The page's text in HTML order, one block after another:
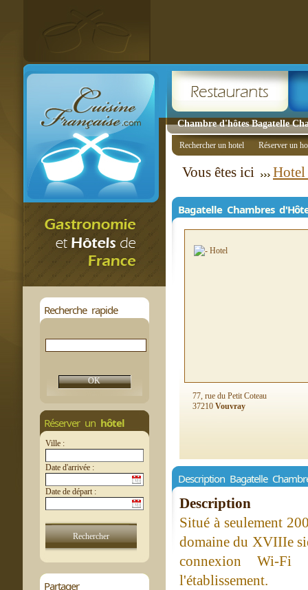
Chambre d'hôtes Bagatelle
Recherche rapide
Réserver un hôtel
Ville :
Date d'arrivée :
Date de départ :
Partager
Rechercher un hotel Réserver un
Vous êtes ici Hotel
Bagatelle Chambres
77, rue du Petit Coteau
37210 Vouvray
Description Bagatelle
Description
Situé à seulement
domaine du XVIIIe
connexion Wi-Fi
l'établissement.